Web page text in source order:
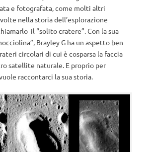
e fotografata, come molti altri
nella storia dell’esplorazione
il “solito cratere”. Con la sua
Brayley G ha un aspetto ben
circolari di cui è cosparsa la faccia
satellite naturale. E proprio per
raccontarci la sua storia.